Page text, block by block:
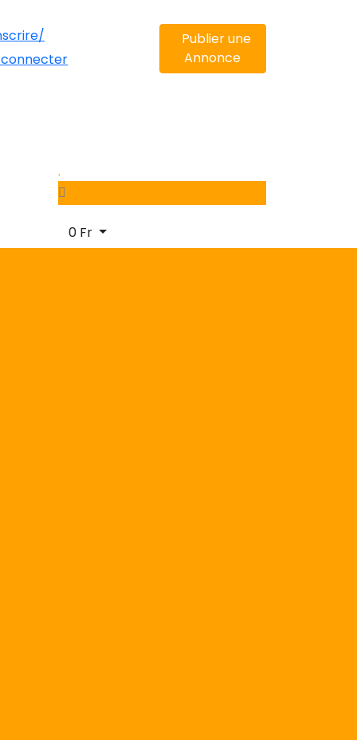
connecter
Publier une
Annonce
0 Fr